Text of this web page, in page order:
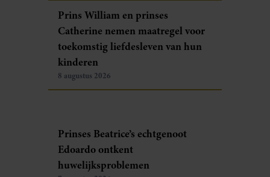
Prins William en prinses
Catherine nemen maatregel voor
toekomstig liefdesleven van hun
kinderen
8 augustus 2026
Prinses Beatrice’s echtgenoot
Edoardo ontkent
huwelijksproblemen